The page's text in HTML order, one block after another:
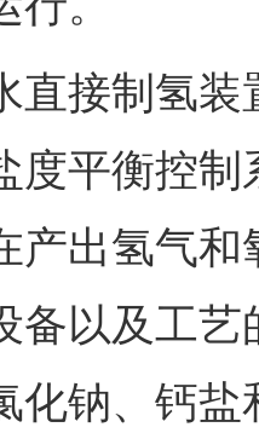
接制氢装
度平衡控
产出氢气
备以及工
化钠、钙盐